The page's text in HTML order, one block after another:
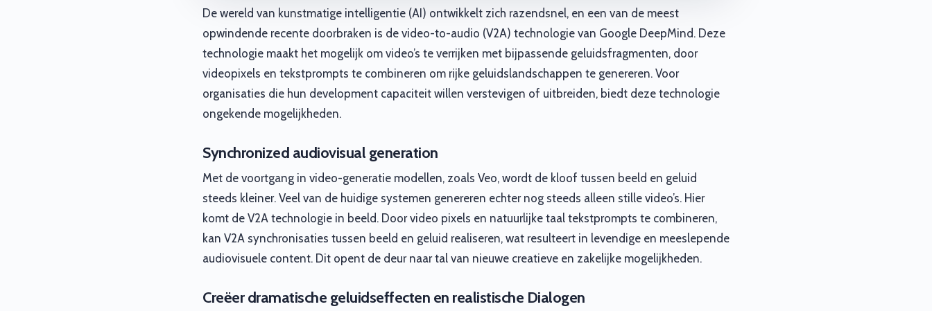
De wereld van kunstmatige intelligentie (AI) ontwikkelt zich razendsnel, en een van de meest
opwindende recente doorbraken is de video-to-audio (V2A) technologie van Google DeepMind. Deze
technologie maakt het mogelijk om video’s te verrijken met bijpassende geluidsfragmenten, door
videopixels en tekstprompts te combineren om rijke geluidslandschappen te genereren. Voor
organisaties die hun development capaciteit willen verstevigen of uitbreiden, biedt deze technologie
ongekende mogelijkheden.
Synchronized audiovisual generation
Met de voortgang in video-generatie modellen, zoals Veo, wordt de kloof tussen beeld en geluid
steeds kleiner. Veel van de huidige systemen genereren echter nog steeds alleen stille video’s. Hier
komt de V2A technologie in beeld. Door video pixels en natuurlijke taal tekstprompts te combineren,
kan V2A synchronisaties tussen beeld en geluid realiseren, wat resulteert in levendige en meeslepende
audiovisuele content. Dit opent de deur naar tal van nieuwe creatieve en zakelijke mogelijkheden.
Creëer dramatische geluidseffecten en realistische Dialogen